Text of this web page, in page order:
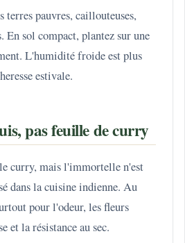
pauvres, caillouteuses,
En sol compact, plantez sur une
L'humidité froide est plus
estivale.
pas feuille de curry
curry, mais l'immortelle n'est
dans la cuisine indienne. Au
pour l'odeur, les fleurs
et la résistance au sec.